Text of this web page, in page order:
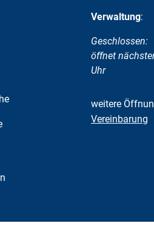
Verwaltung:
Klicken, um
Geschlossen:
öffnet
Uhr
weitere
Vereinbarung